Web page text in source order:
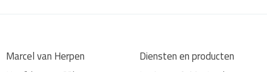
Marcel van Herpen
Diensten en producten